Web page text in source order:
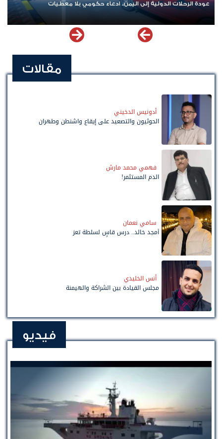
عودة الرحلات الدولية إلى اليمن.. ادعاء حكومي بلا معطيات
مقالات
أدونيس الدخيني
الحوثيون والتصعيد على إيقاع واشنطن وطهران
فهمي محمد مارش
الدم المستثمر!
سامي نعمان
أمجد خالد.. درس قاسٍ لسلطة تعز
أنس الخليدي
مجلس القيادة بين الشراكة والهيمنة
فيديو